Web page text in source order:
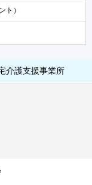
ト）
介護支援事業所